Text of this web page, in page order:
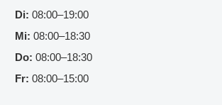
Di: 08:00–19:00
Mi: 08:00–18:30
Do: 08:00–18:30
Fr: 08:00–15:00